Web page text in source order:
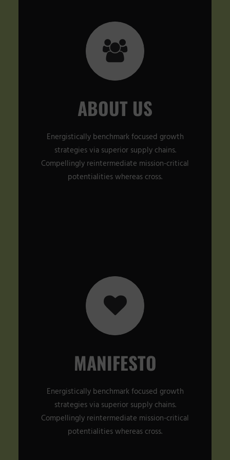
ABOUT US
Energistically benchmark focused growth
strategies via superior supply chains.
Compellingly reintermediate mission-critical
potentialities whereas cross.
MANIFESTO
Energistically benchmark focused growth
strategies via superior supply chains.
Compellingly reintermediate mission-critical
potentialities whereas cross.